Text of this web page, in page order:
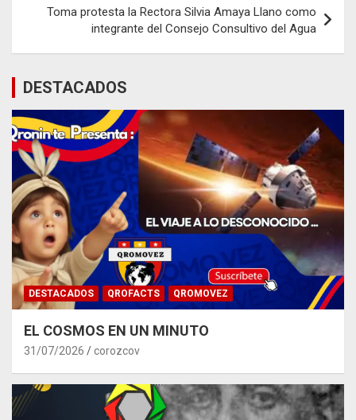
Toma protesta la Rectora Silvia Amaya Llano como
integrante del Consejo Consultivo del Agua
DESTACADOS
DESTACADOS QROFACTS QROMOVEZ
EL COSMOS EN UN MINUTO
31/07/2026 corozcov